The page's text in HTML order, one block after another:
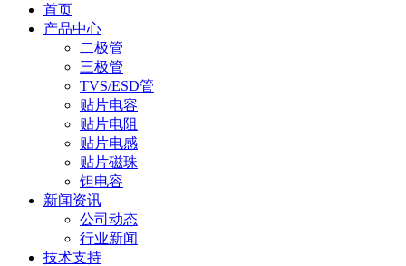
首页
产品中心
二极管
三极管
TVS/ESD管
贴片电容
贴片电阻
贴片电感
贴片磁珠
钽电容
新闻资讯
公司动态
行业新闻
技术支持